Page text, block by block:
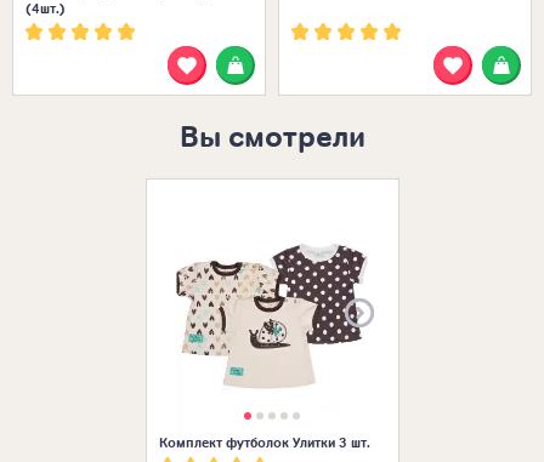
(4шт.)
Вы смотрели
Комплект футболок Улитки 3 шт.